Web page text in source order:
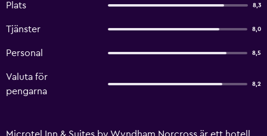
Plats 8,3
Tjänster 8,0
Personal 8,5
Valuta för
pengarna
8,2